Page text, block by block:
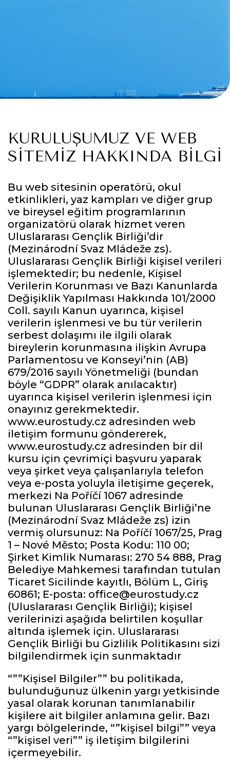
KURULUŞUMUZ VE WEB
SITEMIZ HAKKINDA BILGI
Bu web sitesinin operatörü, okul
etkinlikleri, yaz kampları ve diğer grup
ve bireysel eğitim programlarının
organizatörü olarak hizmet veren
Uluslararası Gençlik Birliği’dir
(Mezinárodní Svaz Mládeže zs).
Uluslararası Gençlik Birliği kişisel verileri
işlemektedir; bu nedenle, Kişisel
Verilerin Korunması ve Bazı Kanunlarda
Değişiklik Yapılması Hakkında 101/2000
Coll. sayılı Kanun uyarınca, kişisel
verilerin işlenmesi ve bu tür verilerin
serbest dolaşımı ile ilgili olarak
bireylerin korunmasına ilişkin Avrupa
Parlamentosu ve Konseyi’nin (AB)
679/2016 sayılı Yönetmeliği (bundan
böyle “GDPR” olarak anılacaktır)
uyarınca kişisel verilerin işlenmesi için
onayınız gerekmektedir.
www.eurostudy.cz adresinden web
iletişim formunu göndererek,
www.eurostudy.cz adresinden bir dil
kursu için çevrimiçi başvuru yaparak
veya şirket veya çalışanlarıyla telefon
veya e-posta yoluyla iletişime geçerek,
merkezi Na Poříčí 1067 adresinde
bulunan Uluslararası Gençlik Birliği’ne
(Mezinárodní Svaz Mládeže zs) izin
vermiş olursunuz: Na Poříčí 1067/25, Prag
1 – Nové Město; Posta Kodu: 110 00;
Şirket Kimlik Numarası: 270 54 888, Prag
Belediye Mahkemesi tarafından tutulan
Ticaret Sicilinde kayıtlı, Bölüm L, Giriş
60861; E-posta: office@eurostudy.cz
(Uluslararası Gençlik Birliği); kişisel
verilerinizi aşağıda belirtilen koşullar
altında işlemek için. Uluslararası
Gençlik Birliği bu Gizlilik Politikasını sizi
bilgilendirmek için sunmaktadır
“””Kişisel Bilgiler”” bu politikada,
bulunduğunuz ülkenin yargı yetkisinde
yasal olarak korunan tanımlanabilir
kişilere ait bilgiler anlamına gelir. Bazı
yargı bölgelerinde, “”kişisel bilgi”” veya
“”kişisel veri”” iş iletişim bilgilerini
içermeyebilir.